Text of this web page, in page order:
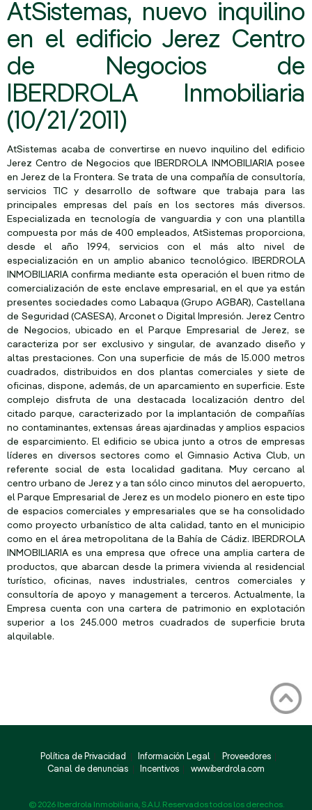
AtSistemas, nuevo inquilino
en el edificio Jerez Centro
de Negocios de
IBERDROLA Inmobiliaria
(10/21/2011)
AtSistemas acaba de convertirse en nuevo inquilino del edificio
Jerez Centro de Negocios que IBERDROLA INMOBILIARIA posee
en Jerez de la Frontera. Se trata de una compañía de consultoría,
servicios TIC y desarrollo de software que trabaja para las
principales empresas del país en los sectores más diversos.
Especializada en tecnología de vanguardia y con una plantilla
compuesta por más de 400 empleados, AtSistemas proporciona,
desde el año 1994, servicios con el más alto nivel de
especialización en un amplio abanico tecnológico. IBERDROLA
INMOBILIARIA confirma mediante esta operación el buen ritmo de
comercialización de este enclave empresarial, en el que ya están
presentes sociedades como Labaqua (Grupo AGBAR), Castellana
de Seguridad (CASESA), Arconet o Digital Impresión. Jerez Centro
de Negocios, ubicado en el Parque Empresarial de Jerez, se
caracteriza por ser exclusivo y singular, de avanzado diseño y
altas prestaciones. Con una superficie de más de 15.000 metros
cuadrados, distribuidos en dos plantas comerciales y siete de
oficinas, dispone, además, de un aparcamiento en superficie. Este
complejo disfruta de una destacada localización dentro del
citado parque, caracterizado por la implantación de compañías
no contaminantes, extensas áreas ajardinadas y amplios espacios
de esparcimiento. El edificio se ubica junto a otros de empresas
líderes en diversos sectores como el Gimnasio Activa Club, un
referente social de esta localidad gaditana. Muy cercano al
centro urbano de Jerez y a tan sólo cinco minutos del aeropuerto,
el Parque Empresarial de Jerez es un modelo pionero en este tipo
de espacios comerciales y empresariales que se ha consolidado
como proyecto urbanístico de alta calidad, tanto en el municipio
como en el área metropolitana de la Bahía de Cádiz. IBERDROLA
INMOBILIARIA es una empresa que ofrece una amplia cartera de
productos, que abarcan desde la primera vivienda al residencial
turístico, oficinas, naves industriales, centros comerciales y
consultoría de apoyo y management a terceros. Actualmente, la
Empresa cuenta con una cartera de patrimonio en explotación
superior a los 245.000 metros cuadrados de superficie bruta
alquilable.
Política de Privacidad Información Legal
Proveedores
Canal de denuncias
Incentivos www.iberdrola.com
© 2026 Iberdrola Inmobiliaria, S.A.U. Reservados todos los derechos.